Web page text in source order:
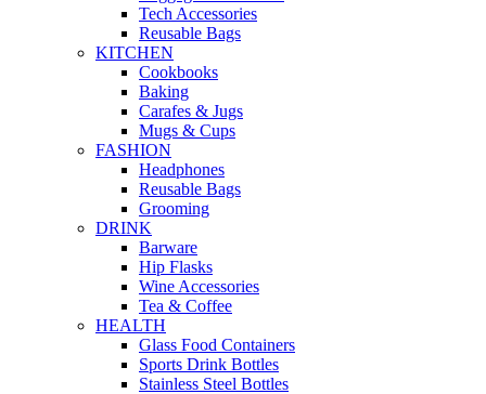
Tech Accessories
Reusable Bags
KITCHEN
Cookbooks
Baking
Carafes & Jugs
Mugs & Cups
FASHION
Headphones
Reusable Bags
Grooming
DRINK
Barware
Hip Flasks
Wine Accessories
Tea & Coffee
HEALTH
Glass Food Containers
Sports Drink Bottles
Stainless Steel Bottles